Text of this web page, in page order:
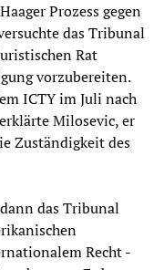
Prozess gegen
das Tribunal
Rat
vorzubereiten.
ICTY im Juli nach
Milosevic, er
Zuständigkeit des
das Tribunal
Recht -